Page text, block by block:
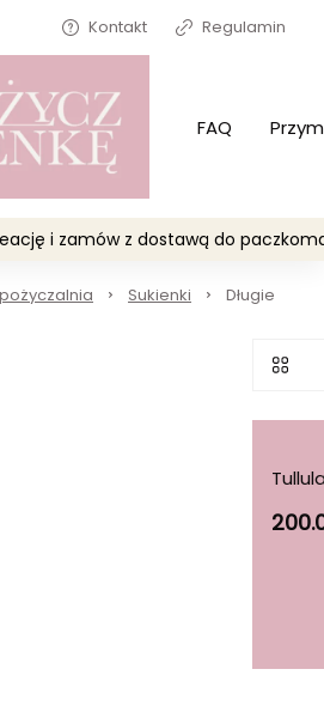
Kontakt Regulamin
FAQ
i zamów z dostawą do
Sukienki Długie